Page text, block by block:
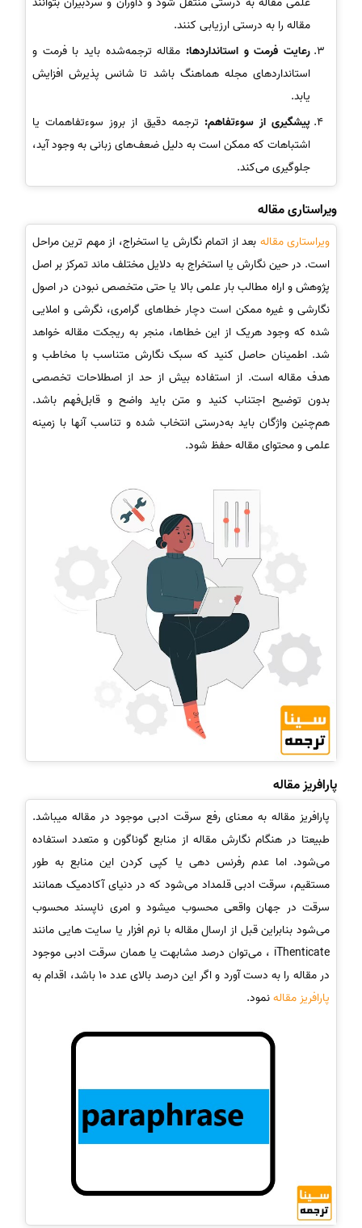
مقاله را به درستی ارزیابی کنند.
رعایت فرمت و استانداردها: مقاله ترجمه‌شده باید با فرمت و
استانداردهای مجله هماهنگ باشد تا شانس پذیرش افزایش
یابد.
پیشگیری از سوءتفاهم: ترجمه دقیق از بروز سوءتفاهمات یا
اشتباهات که ممکن است به دلیل ضعف‌های زبانی به وجود آید،
جلوگیری می‌کند.
ویراستاری مقاله
ویراستاری مقاله بعد از اتمام نگارش یا استخراج، از مهم ‌ترین مراحل
است. در حین نگارش یا استخراج به دلایل مختلف ماند تمرکز بر اصل
پژوهش و اراِه مطالب بار علمی بالا یا حتی متخصص نبودن در اصول
نگارشی و غیره ممکن است دچار خطاهای گرامری، نگرشی و املایی
شده که وجود هریک از این خطاها، منجر به ریجکت مقاله خواهد
شد. اطمینان حاصل کنید که سبک نگارش متناسب با مخاطب و
هدف مقاله است. از استفاده بیش از حد از اصطلاحات تخصصی
بدون توضیح اجتناب کنید و متن باید واضح و قابل‌فهم باشد.
هم‌چنین واژگان باید به‌درستی انتخاب شده و تناسب آنها با زمینه
علمی و محتوای مقاله حفظ شود.
پارافریز مقاله
پارافریز مقاله به معنای رفع سرقت ادبی موجود در مقاله میباشد.
طبیعتا در هنگام نگارش مقاله از منابع گوناگون و متعدد استفاده
می‌شود. اما عدم رفرنس دهی یا کپی کردن این منابع به طور
مستقیم، سرقت ادبی قلمداد می‌شود که در دنیای آکادمیک همانند
سرقت در جهان واقعی محسوب میشود و امری ناپسند محسوب
می‌شود بنابراین قبل از ارسال مقاله با نرم افزار یا سایت هایی مانند
iThenticate ، می‌توان درصد مشابهت یا همان سرقت ادبی موجود
در مقاله را به دست آورد و اگر این درصد بالای عدد 10 باشد، اقدام به
پارافریز مقالهنمود.